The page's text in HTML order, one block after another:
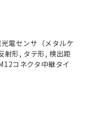
電センサ（メタルケ
射形, タテ形, 検出距
コネクタ中継タイ